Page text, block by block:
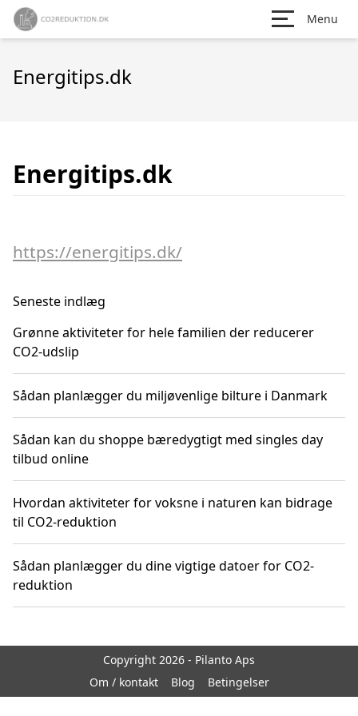
Menu
Energitips.dk
Energitips.dk
https://energitips.dk/
Seneste indlæg
Grønne aktiviteter for hele familien der reducerer
CO2-udslip
Sådan planlægger du miljøvenlige bilture i Danmark
Sådan kan du shoppe bæredygtigt med singles day
tilbud online
Hvordan aktiviteter for voksne i naturen kan bidrage
til CO2-reduktion
Sådan planlægger du dine vigtige datoer for CO2-
reduktion
Copyright 2026 - Pilanto Aps
Om / kontakt
Blog Betingelser